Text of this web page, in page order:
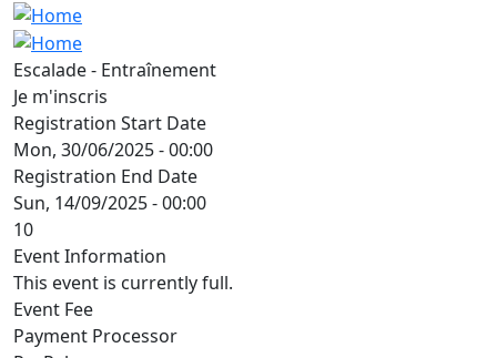
Escalade - Entraînement
Je m'inscris
Registration Start Date
Mon, 30/06/2025 - 00:00
Registration End Date
Sun, 14/09/2025 - 00:00
10
Event Information
This event is currently full.
Event Fee
Payment Processor